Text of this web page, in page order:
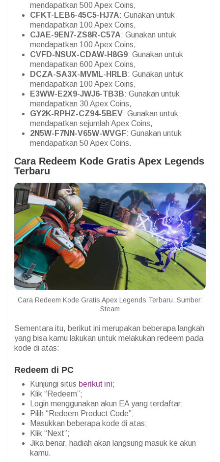
mendapatkan 500 Apex Coins,
CFKT-LEB6-45C5-HJ7A: Gunakan untuk
mendapatkan 100 Apex Coins,
CJAE-9EN7-ZS8R-C57A: Gunakan untuk
mendapatkan 100 Apex Coins,
CVFD-NSUX-CDAW-H8G9: Gunakan untuk
mendapatkan 600 Apex Coins,
DCZA-SA3X-MVML-HRLB: Gunakan untuk
mendapatkan 100 Apex Coins,
E3WW-E2X9-JWJ6-TB3B: Gunakan untuk
mendapatkan 30 Apex Coins,
GY2K-RPHZ-CZ94-5BEV: Gunakan untuk
mendapatkan sejumlah Apex Coins,
2N5W-F7NN-V65W-WVGF: Gunakan untuk
mendapatkan 50 Apex Coins.
Cara Redeem Kode Gratis Apex Legends
Terbaru
Cara Redeem Kode Gratis Apex Legends Terbaru. Sumber:
Steam
Sementara itu, berikut ini merupakan beberapa langkah
yang bisa kamu lakukan untuk melakukan redeem pada
kode di atas:
Redeem di PC
Kunjungi situs berikut ini;
Klik “Redeem”;
Login menggunakan akun EA yang terdaftar;
Pilih “Redeem Product Code”;
Masukkan beberapa kode di atas;
Klik “Next”;
Jika benar, hadiah akan langsung masuk ke akun
kamu.